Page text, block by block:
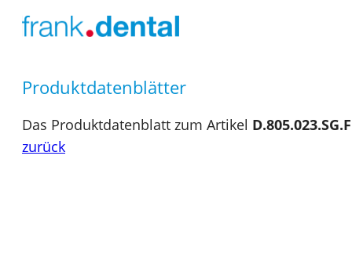
Produktdatenblätter
Das Produktdatenblatt zum Artikel
zurück